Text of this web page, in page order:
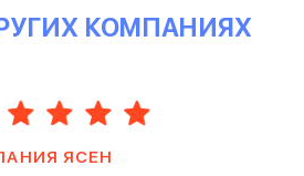
КОМПАНИЯХ
ЯСЕН